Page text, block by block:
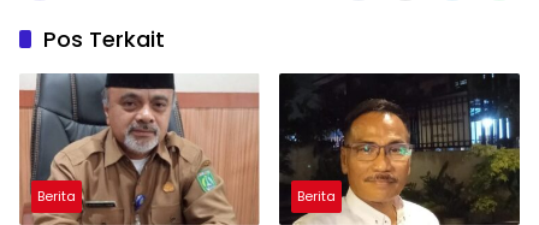
Pos Terkait
Berita Berita